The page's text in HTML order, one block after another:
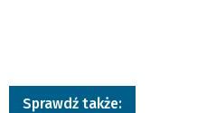
Sprawdź także: